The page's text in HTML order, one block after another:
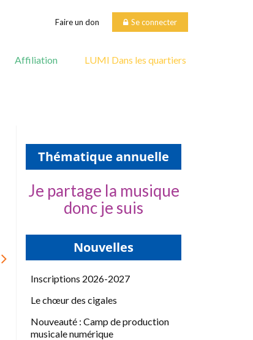
Faire un don Se connecter
Affiliation LUMI Dans les quartiers
Thématique annuelle
Je partage la musique
donc je suis
Nouvelles
Inscriptions 2026-2027
Le chœur des cigales
Nouveauté : Camp de production
musicale numérique